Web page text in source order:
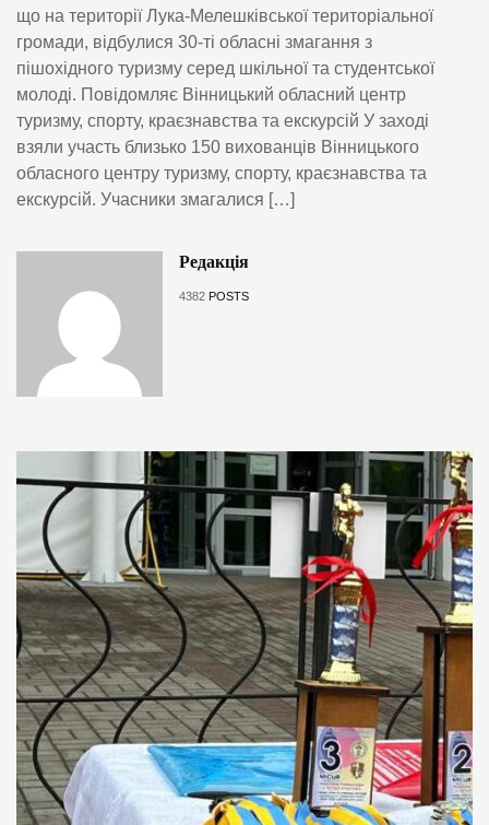
що на території Лука-Мелешківської територіальної
громади, відбулися 30-ті обласні змагання з
пішохідного туризму серед шкільної та студентської
молоді. Повідомляє Вінницький обласний центр
туризму, спорту, краєзнавства та екскурсій У заході
взяли участь близько 150 вихованців Вінницького
обласного центру туризму, спорту, краєзнавства та
екскурсій. Учасники змагалися […]
Редакція
4382 POSTS